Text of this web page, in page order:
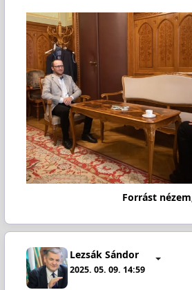
Forrást
Lezsák Sándor
2025. 05. 09. 14:59